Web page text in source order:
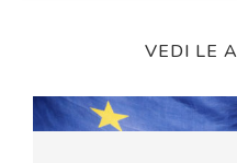
VEDI LE